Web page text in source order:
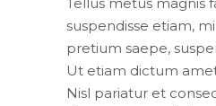
suspendisse etiam,
pretium saepe,
Ut etiam dictum
Nisl pariatur et